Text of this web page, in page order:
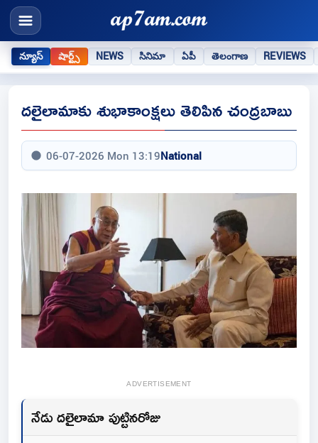
న్యూస్ షార్ట్స్ NEWS సినిమా ఏపీ తెలంగాణ REVIEWS
దలైలామాకు శుభాకాంక్షలు తెలిపిన చంద్రబాబు
06-07-2026 Mon 13:19National
ADVERTISEMENT
నేడు దలైలామా పుట్టినరోజు